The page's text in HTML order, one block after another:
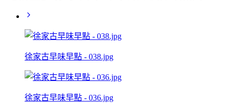
徐家古早味早點 - 038.jpg
徐家古早味早點 - 036.jpg